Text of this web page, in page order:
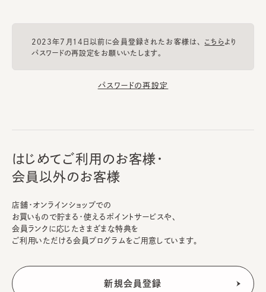
2023年7月14日以前に会員登録されたお客様は、 こちらより
パスワードの再設定をお願いいたします。
パスワードの再設定
はじめてご利用のお客様・
会員以外のお客様
店舗・オンラインショップでの
お買いもので貯まる・使えるポイントサービスや、
会員ランクに応じたさまざまな特典を
ご利用いただける会員プログラムをご用意しています。